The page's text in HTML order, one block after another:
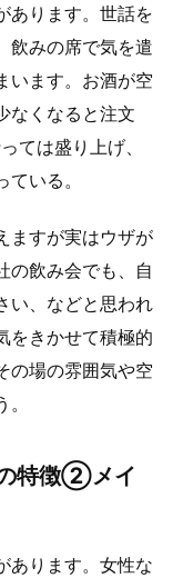
あります。世話を
飲みの席で気を遣
います。お酒が空
なくなると注文
ては盛り上げ、
いる。
ますが実はウザが
の飲み会でも、自
い、などと思われ
をきかせて積極的
の場の雰囲気や空
特徴②メイ
あります。女性な